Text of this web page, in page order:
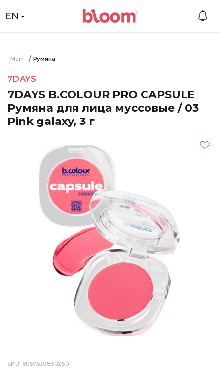
EN
Main Румяна
7DAYS
7DAYS B.COLOUR PRO CAPSULE
Румяна для лица муссовые / 03
Pink galaxy, 3 г
SKU: 8057639880260